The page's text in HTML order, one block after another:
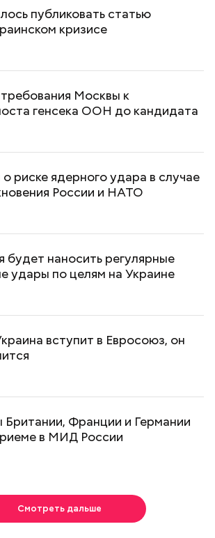
публиковать статью
кризисе
Москвы к
генсека ООН до кандидата
риске ядерного удара в случае
России и НАТО
будет наносить регулярные
удары по целям на Украине
вступит в Евросоюз, он
Франции и Германии
в МИД России
Смотреть дальше